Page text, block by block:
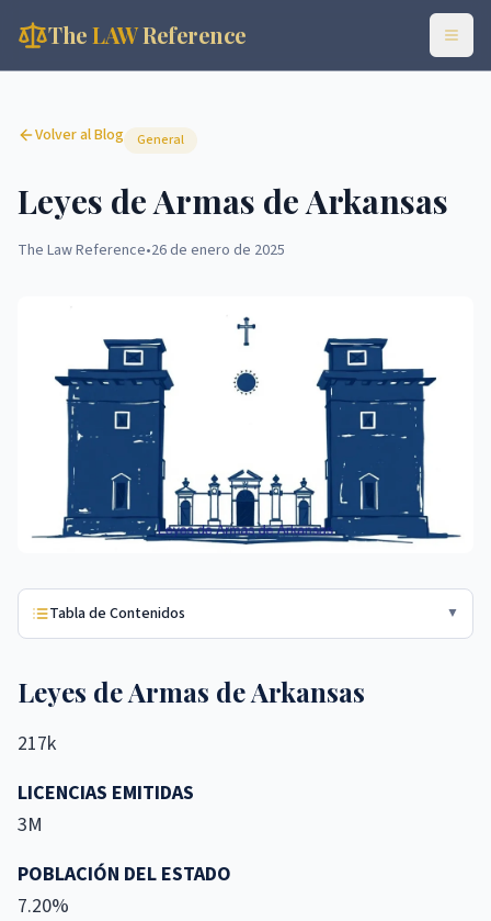
TheLAWReference
Volver al Blog General
Leyes de Armas de Arkansas
The Law Reference•26 de enero de 2025
Tabla de Contenidos ▼
Leyes de Armas de Arkansas
217k
LICENCIAS EMITIDAS
3M
POBLACIÓN DEL ESTADO
7.20%